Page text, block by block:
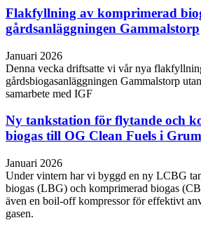
Flakfyllning av komprimerad
gårdsanläggningen Gammalstorp
Januari 2026
Denna vecka driftsatte vi vår nya
gårdsbiogasanläggningen Gammalstorp
samarbete med IGF
Ny tankstation för flytande och
biogas till OG Clean Fuels i
Januari 2026
Under vintern har vi byggd en ny LCBG
biogas (LBG) och komprimerad biogas
även en boil-off kompressor för effektivt
gasen.